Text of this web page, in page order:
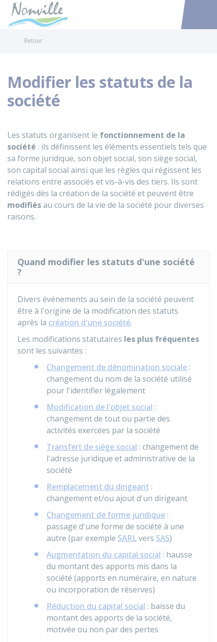
Accéder
Retour
Modifier les statuts de la
société
Les statuts organisent le fonctionnement de la
société : ils définissent les éléments essentiels tels que
sa forme juridique, son objet social, son siège social,
son capital social ainsi que les règles qui régissent les
relations entre associés et vis-à-vis des tiers. Ils sont
rédigés dès la création de la société et peuvent être
modifiésau cours de la vie de la société pour diverses
raisons.
Quand modifier les statuts d'une société
?
Divers événements au sein de la société peuvent
être à l'origine de la modification des statuts
après la création d'une société.
Les modifications statutaires les plus fréquentes
sont les suivantes :
Changement de dénomination sociale :
changement du nom de la société utilisé
pour l'identifier légalement
Modification de l'objet social :
changement de tout ou partie des
activités exercées par la société
Transfert de siège social : changement de
l'adresse juridique et administrative de la
société
Remplacement du dirigeant :
changement et/ou ajout d'un dirigeant
Changement de forme juridique :
passage d'une forme de société à une
autre (par exemple SARLvers SAS)
Augmentation du capital social : hausse
du montant des apports mis dans la
société (apports en numéraire, en nature
ou incorporation de réserves)
Réduction du capital social : baisse du
montant des apports de la société,
motivée ou non par des pertes